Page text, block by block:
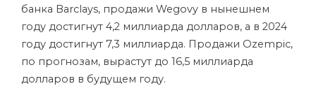
банка Barclays, продажи Wegovy в нынешнем
году достигнут 4,2 миллиарда долларов, а в 2024
году достигнут 7,3 миллиарда. Продажи Ozempic,
по прогнозам, вырастут до 16,5 миллиарда
долларов в будущем году.